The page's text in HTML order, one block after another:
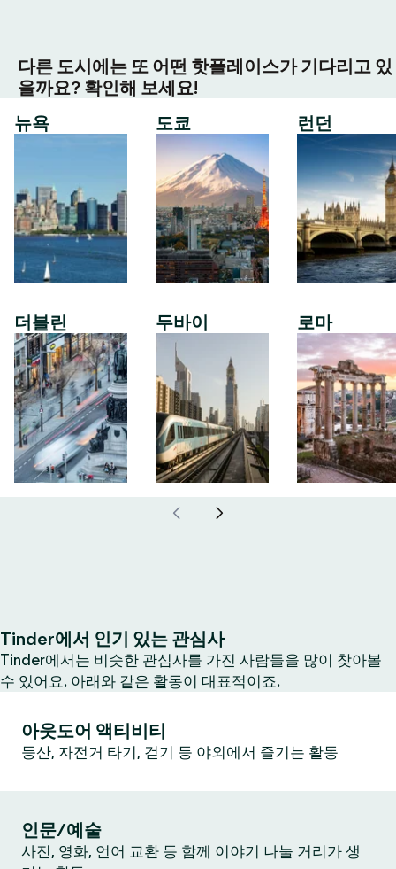
다른 도시에는 또 어떤 핫플레이스가 기다리고 있
을까요? 확인해 보세요!
뉴욕
더블린
도쿄
두바이
런던
로마
Tinder에서 인기 있는 관심사
Tinder에서는 비슷한 관심사를 가진 사람들을 많이 찾아볼
수 있어요. 아래와 같은 활동이 대표적이죠.
아웃도어 액티비티
등산, 자전거 타기, 걷기 등 야외에서 즐기는 활동
인문/예술
사진, 영화, 언어 교환 등 함께 이야기 나눌 거리가 생